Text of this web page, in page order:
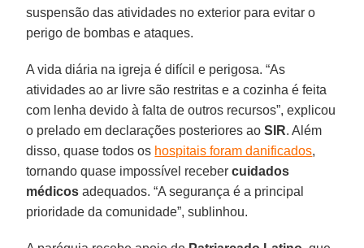
suspensão das atividades no exterior para evitar o
perigo de bombas e ataques.
A vida diária na igreja é difícil e perigosa. “As
atividades ao ar livre são restritas e a cozinha é feita
com lenha devido à falta de outros recursos”, explicou
o prelado em declarações posteriores aoSIR. Além
disso, quase todos os hospitais foram danificados,
tornando quase impossível recebercuidados
médicos adequados. “A segurança é a principal
prioridade da comunidade”, sublinhou.